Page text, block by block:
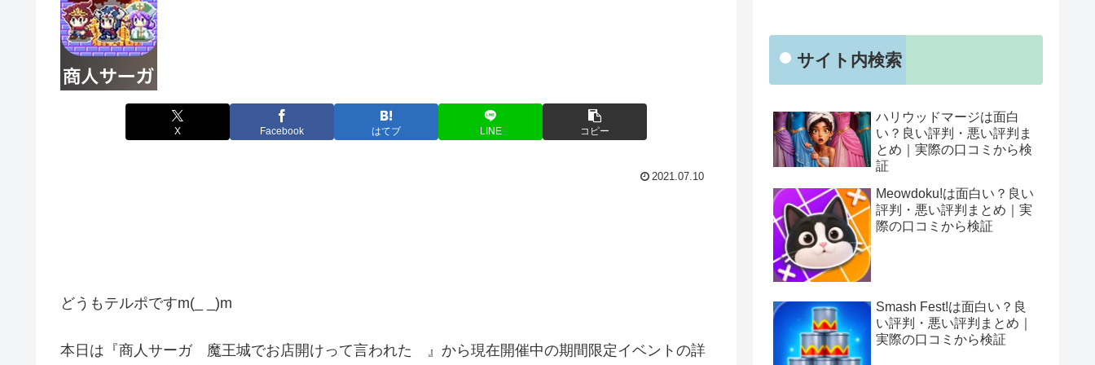
X Facebook はてブ LINE コピー
2021.07.10
どうもテルポですm(_ _)m
本日は『商人サーガ 魔王城でお店開けって言われた 』から現在開催中の期間限定イベントの詳
サイト内検索
ハリウッドマージは面白
い？良い評判・悪い評判ま
とめ｜実際の口コミから検
証
Meowdoku!は面白い？良い
評判・悪い評判まとめ｜実
際の口コミから検証
Smash Fest!は面白い？良
い評判・悪い評判まとめ｜
実際の口コミから検証